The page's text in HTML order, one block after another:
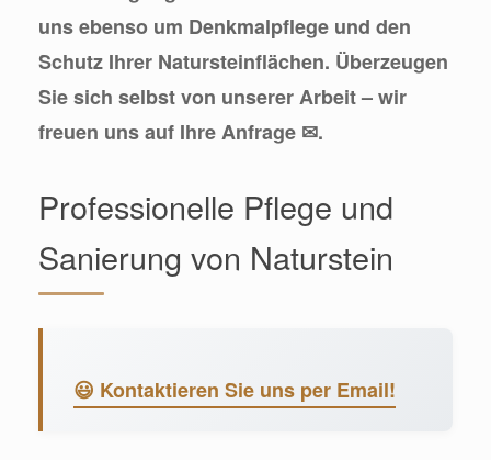
uns ebenso um Denkmalpflege und den
Schutz Ihrer Natursteinflächen. Überzeugen
Sie sich selbst von unserer Arbeit – wir
freuen uns auf Ihre Anfrage ✉.
Professionelle Pflege und
Sanierung von Naturstein
😃 Kontaktieren Sie uns per Email!